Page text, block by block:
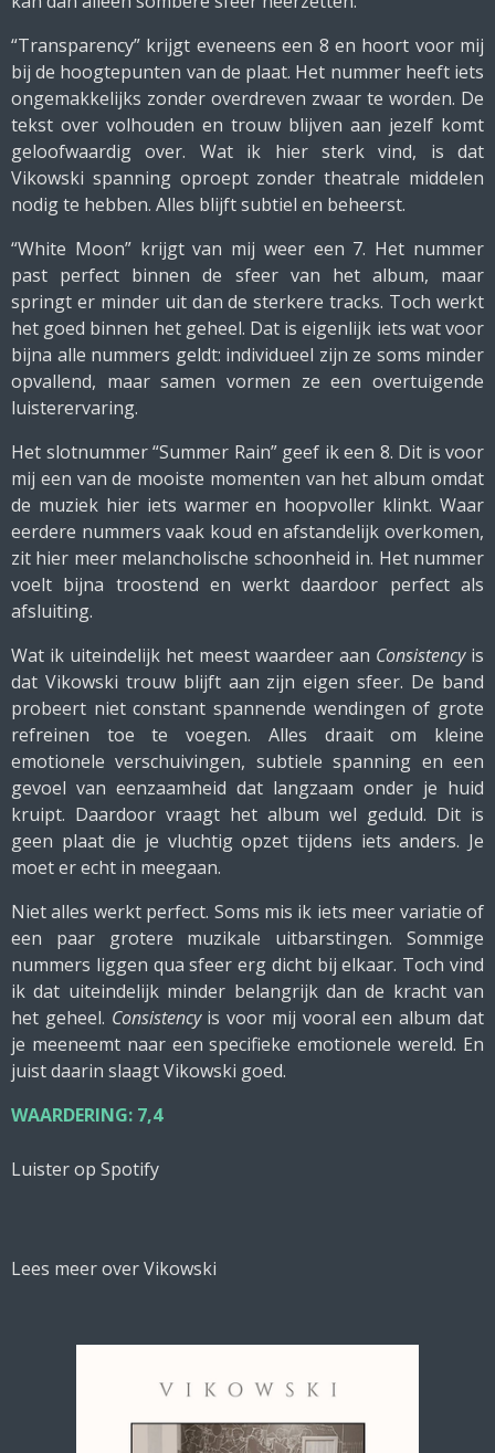
“Transparency” krijgt eveneens een 8 en hoort voor mij
bij de hoogtepunten van de plaat. Het nummer heeft iets
ongemakkelijks zonder overdreven zwaar te worden. De
tekst over volhouden en trouw blijven aan jezelf komt
geloofwaardig over. Wat ik hier sterk vind, is dat
Vikowski spanning oproept zonder theatrale middelen
nodig te hebben. Alles blijft subtiel en beheerst.
“White Moon” krijgt van mij weer een 7. Het nummer
past perfect binnen de sfeer van het album, maar
springt er minder uit dan de sterkere tracks. Toch werkt
het goed binnen het geheel. Dat is eigenlijk iets wat voor
bijna alle nummers geldt: individueel zijn ze soms minder
opvallend, maar samen vormen ze een overtuigende
luisterervaring.
Het slotnummer “Summer Rain” geef ik een 8. Dit is voor
mij een van de mooiste momenten van het album omdat
de muziek hier iets warmer en hoopvoller klinkt. Waar
eerdere nummers vaak koud en afstandelijk overkomen,
zit hier meer melancholische schoonheid in. Het nummer
voelt bijna troostend en werkt daardoor perfect als
afsluiting.
Wat ik uiteindelijk het meest waardeer aan Consistencyis
dat Vikowski trouw blijft aan zijn eigen sfeer. De band
probeert niet constant spannende wendingen of grote
refreinen toe te voegen. Alles draait om kleine
emotionele verschuivingen, subtiele spanning en een
gevoel van eenzaamheid dat langzaam onder je huid
kruipt. Daardoor vraagt het album wel geduld. Dit is
geen plaat die je vluchtig opzet tijdens iets anders. Je
moet er echt in meegaan.
Niet alles werkt perfect. Soms mis ik iets meer variatie of
een paar grotere muzikale uitbarstingen. Sommige
nummers liggen qua sfeer erg dicht bij elkaar. Toch vind
ik dat uiteindelijk minder belangrijk dan de kracht van
het geheel. Consistencyis voor mij vooral een album dat
je meeneemt naar een specifieke emotionele wereld. En
juist daarin slaagt Vikowski goed.
WAARDERING: 7,4
Luister op Spotify
Lees meer over Vikowski